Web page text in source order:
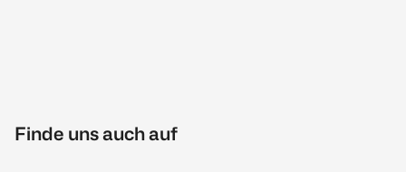
Finde uns auch auf